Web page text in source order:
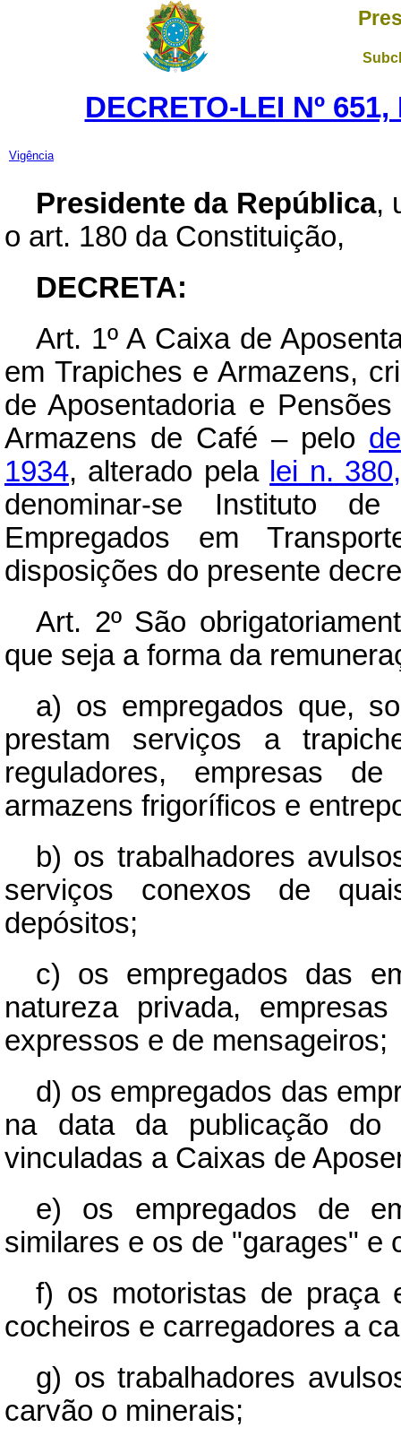
DECRETO-LEI Nº
Vigência
Presidente da República,
o art. 180 da Constituição,
DECRETA:
Art. 1º A Caixa de
em Trapiches e Armazens,
de Aposentadoria e
Armazens de Café – pelo
1934, alterado pela lei n.
denominar-se Instituto
Empregados em
disposições do presente
Art. 2º São
que seja a forma da
a) os empregados que,
prestam serviços a
reguladores, empresas
armazens frigoríficos e
b) os trabalhadores
serviços conexos de
depósitos;
c) os empregados das
natureza privada,
expressos e de mensageiros;
d) os empregados das
na data da publicação do
vinculadas a Caixas de
e) os empregados de
similares e os de "garages" e
f) os motoristas de praça
cocheiros e carregadores a
g) os trabalhadores
carvão o minerais;